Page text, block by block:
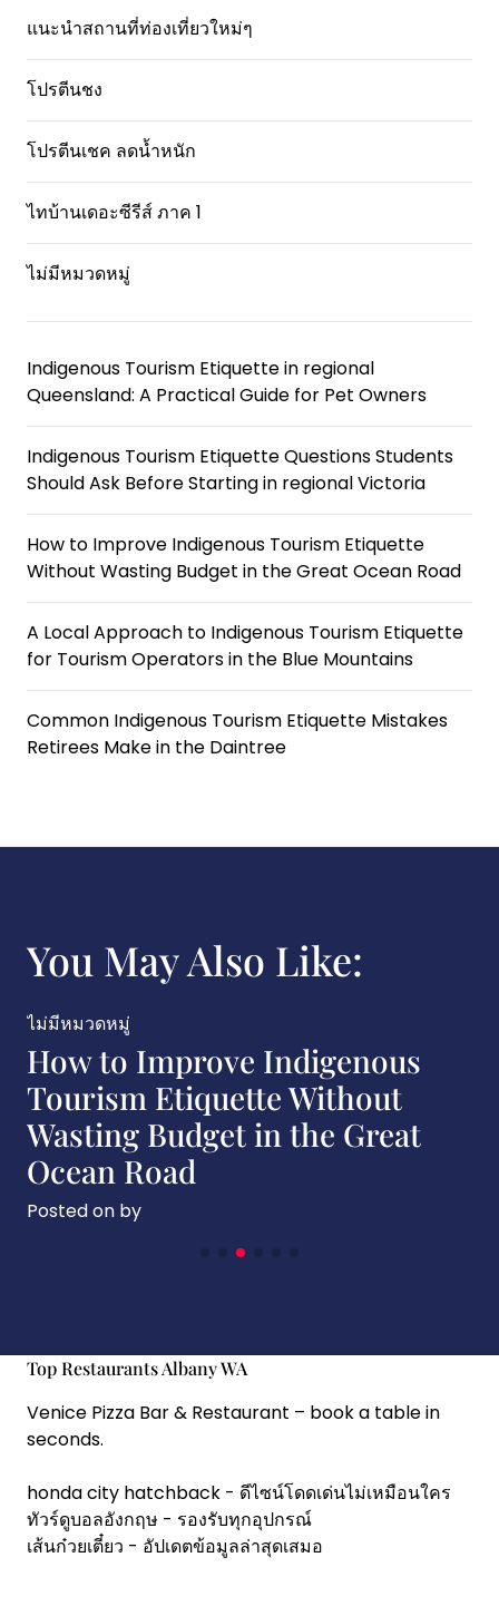
แนะนำสถานที่ท่องเที่ยวใหม่ๆ
โปรตีนชง
โปรตีนเชค ลดน้ำหนัก
ไทบ้านเดอะซีรีส์ ภาค 1
ไม่มีหมวดหมู่
Indigenous Tourism Etiquette in regional
Queensland: A Practical Guide for Pet Owners
Indigenous Tourism Etiquette Questions Students
Should Ask Before Starting in regional Victoria
How to Improve Indigenous Tourism Etiquette
Without Wasting Budget in the Great Ocean Road
A Local Approach to Indigenous Tourism Etiquette
for Tourism Operators in the Blue Mountains
Common Indigenous Tourism Etiquette Mistakes
Retirees Make in the Daintree
You May Also Like:
ไม่มีหมวดหมู่
How to Improve Indigenous
Tourism Etiquette Without
Wasting Budget in the Great
Ocean Road
Posted on by
Top Restaurants Albany WA
Venice Pizza Bar & Restaurant – book a table in
seconds.
honda city hatchback - ดีไซน์โดดเด่นไม่เหมือนใคร
ทัวร์ดูบอลอังกฤษ - รองรับทุกอุปกรณ์
เส้นก๋วยเตี๋ยว - อัปเดตข้อมูลล่าสุดเสมอ